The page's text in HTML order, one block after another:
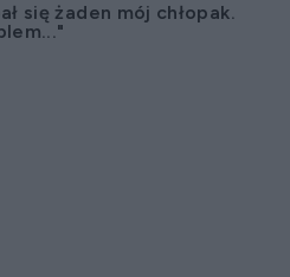
się żaden mój chłopak.